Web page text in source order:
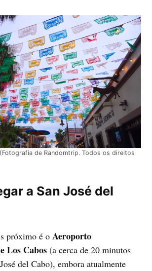
de Randomtrip. Todos os direitos
a San José del
próximo é oAeroporto
Los Cabos (a cerca de 20 minutos
del Cabo), embora atualmente